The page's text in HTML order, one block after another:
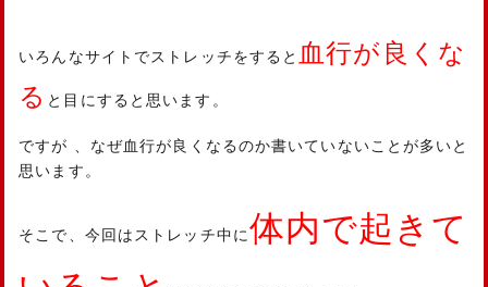
いろんなサイトでストレッチをすると 血行が良くな
る と目にすると思います。
ですが 、なぜ血行が良くなるのか書いていないことが多いと
思います。
そこで、今回はストレッチ中に体内で起きて